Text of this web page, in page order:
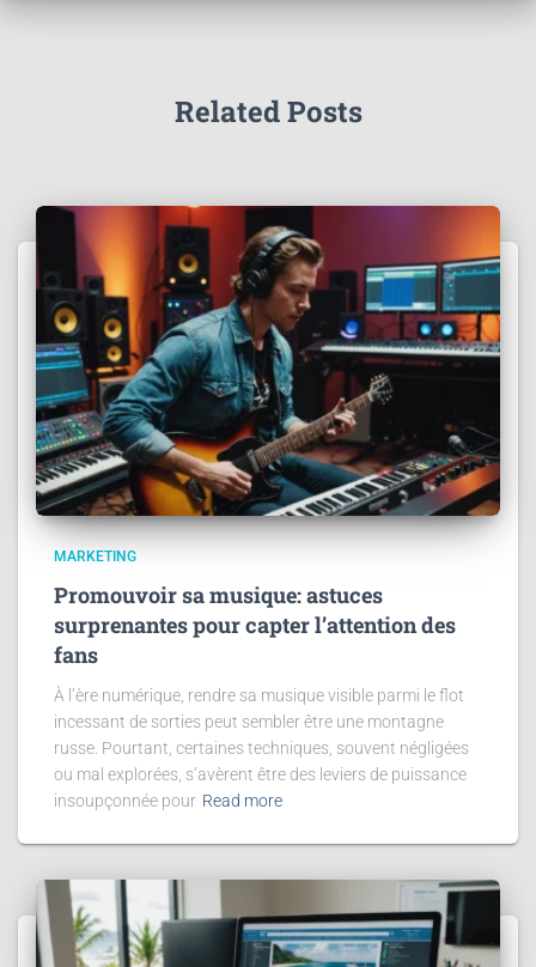
Related Posts
MARKETING
Promouvoir sa musique: astuces
surprenantes pour capter l’attention des
fans
À l’ère numérique, rendre sa musique visible parmi le flot
incessant de sorties peut sembler être une montagne
russe. Pourtant, certaines techniques, souvent négligées
ou mal explorées, s’avèrent être des leviers de puissance
insoupçonnée pour Read more